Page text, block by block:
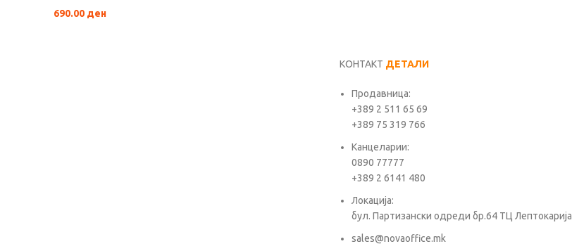
690.00 ден
КОНТАКТ ДЕТАЛИ
Продавница:
+389 2 511 65 69
+389 75 319 766
Канцеларии:
0890 77777
+389 2 6141 480
Локација:
бул. Партизански одреди бр.64 ТЦ Лептокарија
sales@novaoffice.mk